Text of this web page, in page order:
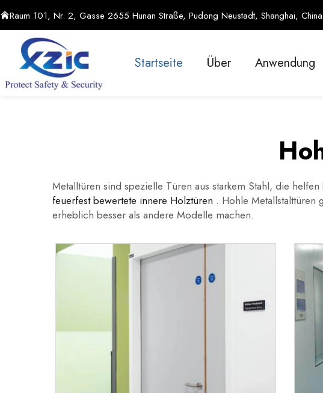
Raum 101, Nr. 2, Gasse 2655 Hunan Straße, Pudong Neustadt, Shanghai, China
Startseite Über Anwendung
Metalltüren sind spezielle Türen aus starkem Stahl, die
feuerfest bewertete innere Holztüren . Hohle
erheblich besser als andere Modelle machen.